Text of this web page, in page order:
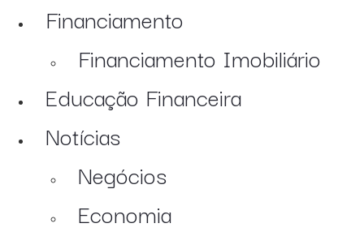
Financiamento
Financiamento Imobiliário
Educação Financeira
Notícias
Negócios
Economia